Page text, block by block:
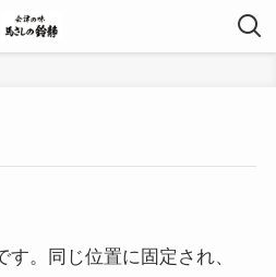
。同じ位置に固定され、